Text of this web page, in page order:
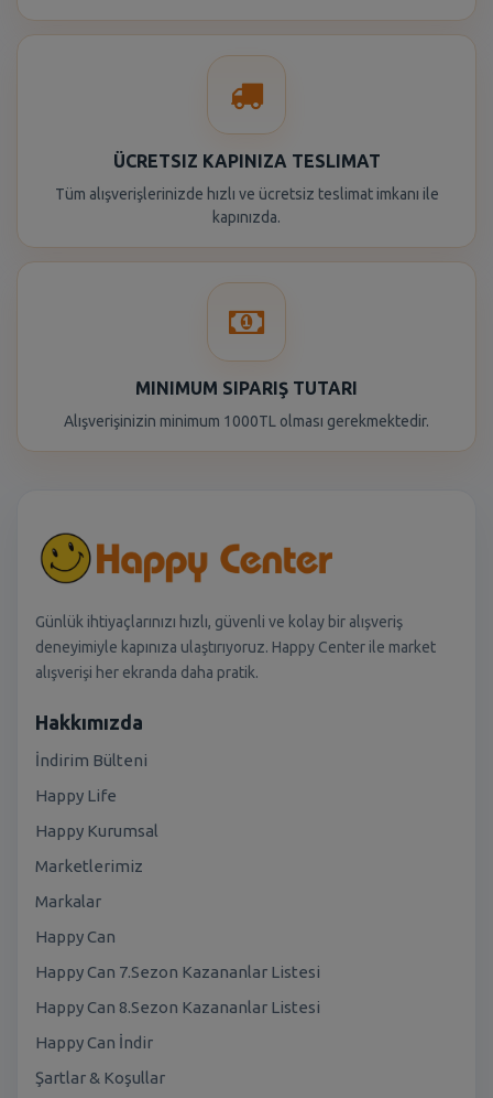
ÜCRETSIZ KAPINIZA TESLIMAT
Tüm alışverişlerinizde hızlı ve ücretsiz teslimat imkanı ile
kapınızda.
MINIMUM SIPARIŞ TUTARI
Alışverişinizin minimum 1000TL olması gerekmektedir.
Günlük ihtiyaçlarınızı hızlı, güvenli ve kolay bir alışveriş
deneyimiyle kapınıza ulaştırıyoruz. Happy Center ile market
alışverişi her ekranda daha pratik.
Hakkımızda
İndirim Bülteni
Happy Life
Happy Kurumsal
Marketlerimiz
Markalar
Happy Can
Happy Can 7.Sezon Kazananlar Listesi
Happy Can 8.Sezon Kazananlar Listesi
Happy Can İndir
Şartlar & Koşullar